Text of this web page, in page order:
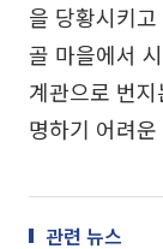
을 당황시키
골 마을에서
계관으로 번지
명하기 어려
관련 뉴스